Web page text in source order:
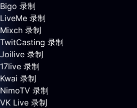
Bigo 录制
LiveMe 录制
Mixch 录制
TwitCasting 录制
Joilive 录制
17live 录制
Kwai 录制
NimoTV 录制
VK Live 录制